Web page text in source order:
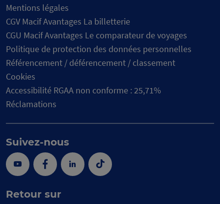
Mentions légales
CGV Macif Avantages La billetterie
CGU Macif Avantages Le comparateur de voyages
Politique de protection des données personnelles
Référencement / déférencement / classement
Cookies
Accessibilité RGAA non conforme : 25,71%
Réclamations
Suivez-nous
YoutubeFacebookLinkedinTik
Tok
Retour sur